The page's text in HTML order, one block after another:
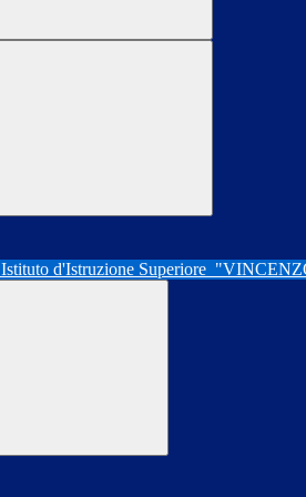
Istituto d'Istruzione Superiore